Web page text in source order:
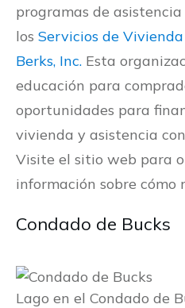
programas de
los Servicios de
Berks, Inc. Esta
educación para
oportunidades para
vivienda y asistencia
Visite el sitio web para
información sobre cómo
Condado de Bucks
Lago en el Condado de